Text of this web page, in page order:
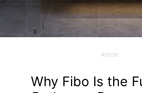
Article
Why Fibo Is the